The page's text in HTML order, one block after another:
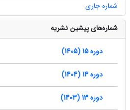
شماره جاری
شماره‌های پیشین نشریه
دوره 15 (1405)
دوره 14 (1404)
دوره 13 (1403)